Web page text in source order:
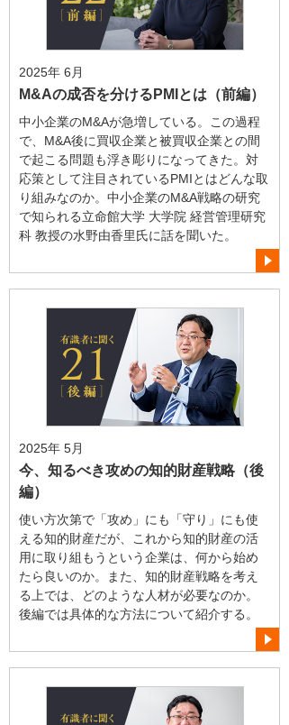
2025年 6月
M&Aの成否を分けるPMIとは（前編）
中小企業のM&Aが急増している。この過程
で、M&A後に買収企業と被買収企業との間
で起こる問題も浮き彫りになってきた。対
応策として注目されているPMIとはどんな取
り組みなのか。中小企業のM&A戦略の研究
で知られる立命館大学 大学院 経営管理研究
科 教授の水野由香里氏に話を聞いた。
2025年 5月
今、知るべき攻めの知的財産戦略（後
編）
使い方次第で「攻め」にも「守り」にも使
える知的財産だが、これから知的財産の活
用に取り組もうという企業は、何から始め
たら良いのか。また、知的財産戦略を考え
る上では、どのような人材が必要なのか。
後編では具体的な方法について紹介する。